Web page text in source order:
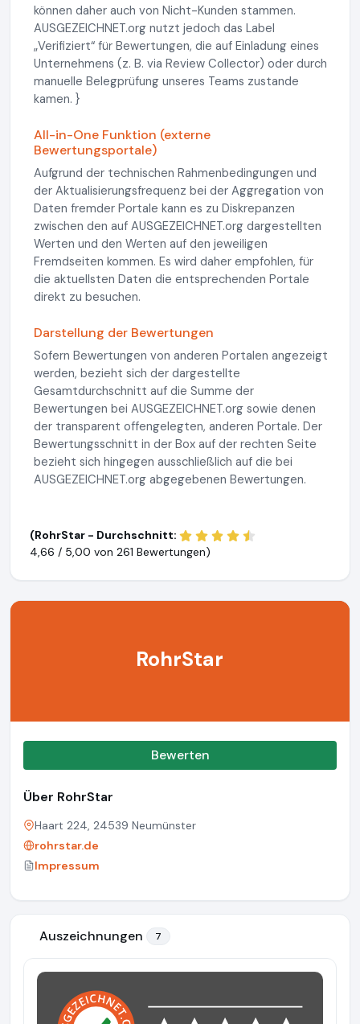
können daher auch von Nicht-Kunden stammen.
AUSGEZEICHNET.org nutzt jedoch das Label
„Verifiziert“ für Bewertungen, die auf Einladung eines
Unternehmens (z. B. via Review Collector) oder durch
manuelle Belegprüfung unseres Teams zustande
kamen. }
All-in-One Funktion (externe
Bewertungsportale)
Aufgrund der technischen Rahmenbedingungen und
der Aktualisierungsfrequenz bei der Aggregation von
Daten fremder Portale kann es zu Diskrepanzen
zwischen den auf AUSGEZEICHNET.org dargestellten
Werten und den Werten auf den jeweiligen
Fremdseiten kommen. Es wird daher empfohlen, für
die aktuellsten Daten die entsprechenden Portale
direkt zu besuchen.
Darstellung der Bewertungen
Sofern Bewertungen von anderen Portalen angezeigt
werden, bezieht sich der dargestellte
Gesamtdurchschnitt auf die Summe der
Bewertungen bei AUSGEZEICHNET.org sowie denen
der transparent offengelegten, anderen Portale. Der
Bewertungsschnitt in der Box auf der rechten Seite
bezieht sich hingegen ausschließlich auf die bei
AUSGEZEICHNET.org abgegebenen Bewertungen.
(RohrStar - Durchschnitt:
4,66 / 5,00 von 261 Bewertungen)
RohrStar
Bewerten
Über RohrStar
Haart 224, 24539 Neumünster
rohrstar.de
Impressum
Auszeichnungen 7